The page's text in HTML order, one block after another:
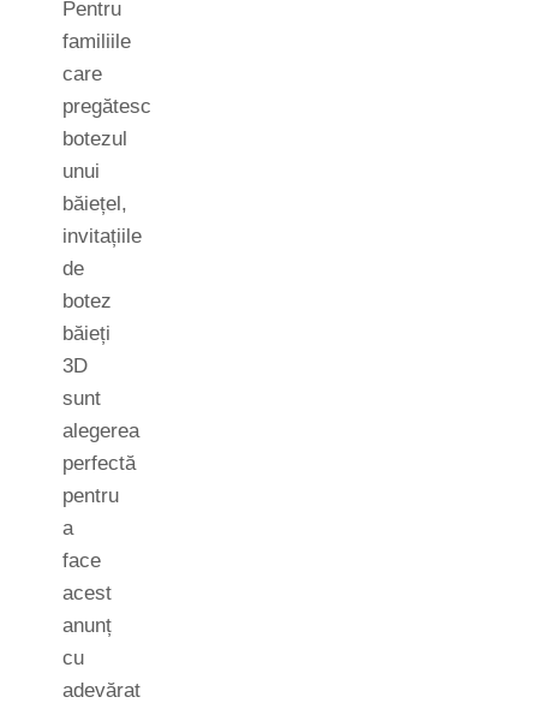
Pentru
familiile
care
pregătesc
botezul
unui
băiețel,
invitațiile
de
botez
băieți
3D
sunt
alegerea
perfectă
pentru
a
face
acest
anunț
cu
adevărat